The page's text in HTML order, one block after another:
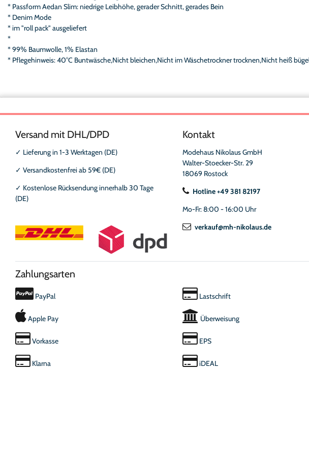
* Passform Aedan Slim: niedrige Leibhöhe, gerader Schnitt, gerades Bein
* Denim Mode
* im "roll pack" ausgeliefert
*
* 99% Baumwolle, 1% Elastan
* Pflegehinweis: 40°C Buntwäsche,Nicht bleichen,Nicht im Wäschetrockner trocknen,Nicht heiß
Versand mit DHL/DPD
✓ Lieferung in 1-3 Werktagen (DE)
✓ Versandkostenfrei ab 59€ (DE)
✓ Kostenlose Rücksendung innerhalb 30 Tage
(DE)
Kontakt
Modehaus Nikolaus GmbH
Walter-Stoecker-Str. 29
18069 Rostock
Hotline +49 381 82197
Mo-Fr: 8:00 - 16:00 Uhr
verkauf@mh-nikolaus.de
Zahlungsarten
PayPal
Apple Pay
Vorkasse
Klarna
Lastschrift
Überweisung
EPS
iDEAL